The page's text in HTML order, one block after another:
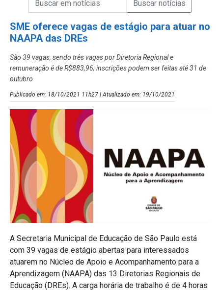
SME oferece vagas de estágio para atuar no
NAAPA das DREs
São 39 vagas, sendo três vagas por Diretoria Regional e
remuneração é de R$883,96; inscrições podem ser feitas até 31 de
outubro
Publicado em: 18/10/2021 11h27 | Atualizado em: 19/10/2021
A Secretaria Municipal de Educação de São Paulo está
com 39 vagas de estágio abertas para interessados
atuarem no Núcleo de Apoio e Acompanhamento para a
Aprendizagem (NAAPA) das 13 Diretorias Regionais de
Educação (DREs). A carga horária de trabalho é de 4 horas